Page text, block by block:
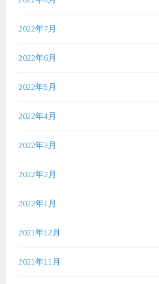
2022年7月
2022年6月
2022年5月
2022年4月
2022年3月
2022年2月
2022年1月
2021年12月
2021年11月